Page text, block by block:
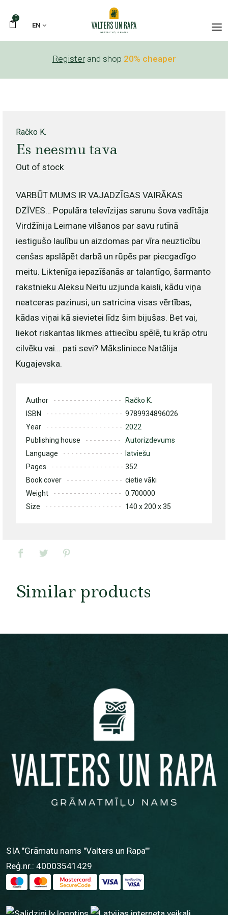
0
EN
Register and shop 20% cheaper
Račko K.
Es neesmu tava
Out of stock
VARBŪT MUMS IR VAJADZĪGAS VAIRĀKAS
DZĪVES… Populāra televīzijas sarunu šova vadītāja
Virdžīnija Leimane vilšanos par savu rutīnā
iestigušo laulību un aizdomas par vīra neuzticību
cenšas apslāpēt darbā un rūpēs par piecgadīgo
meitu. Liktenīga iepazīšanās ar talantīgo, šarmanto
rakstnieku Aleksu Neitu uzjunda kaisli, kādu viņa
neatceras pazinusi, un satricina visas vērtības,
kādas viņai kā sievietei līdz šim bijušas. Bet vai,
liekot riskantas likmes attiecību spēlē, tu krāp otru
cilvēku vai… pati sevi? Māksliniece Natālija
Kugajevska.
Author
Račko K.
ISBN
9789934896026
Year
2022
Publishing house
Autorizdevums
Language
latviešu
Pages
352
Book cover
cietie vāki
Weight
0.700000
Size
140 x 200 x 35
Similar products
SIA "Grāmatu nams "Valters un Rapa""
Reģ.nr.: 40003541429